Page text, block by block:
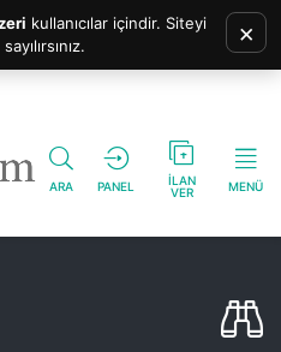
ARA PANEL
İLAN
VER
MENÜ
kullanıcılar içindir. Siteyi
×